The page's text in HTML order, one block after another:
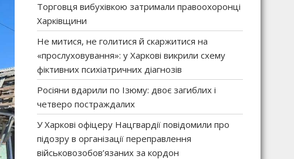
Торговця вибухівкою затримали правоохоронці
Харківщини
Не митися, не голитися й скаржитися на
«прослуховування»: у Харкові викрили схему
фіктивних психіатричних діагнозів
Росіяни вдарили по Ізюму: двоє загиблих і
четверо постраждалих
У Харкові офіцеру Нацгвардії повідомили про
підозру в організації переправлення
військовозобов’язаних за кордон